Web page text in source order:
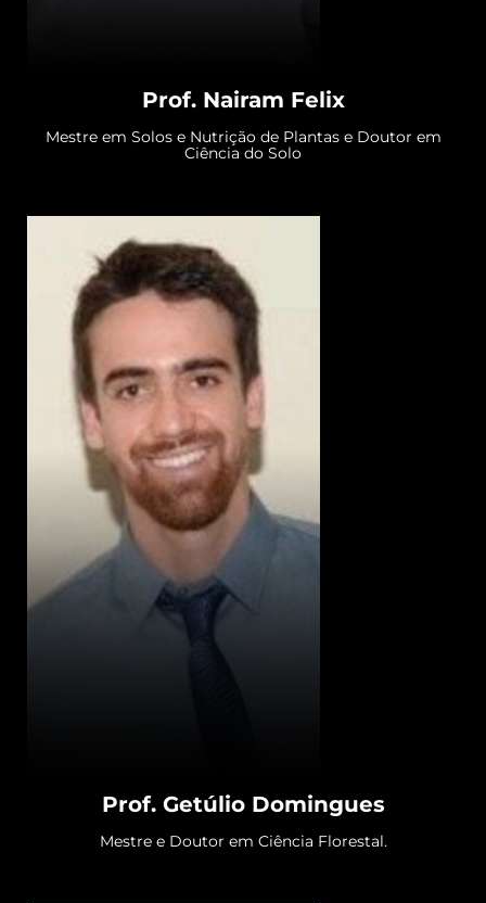
Prof. Nairam Felix
Mestre em Solos e Nutrição de Plantas e Doutor em
Ciência do Solo
Prof. Getúlio Domingues
Mestre e Doutor em Ciência Florestal.